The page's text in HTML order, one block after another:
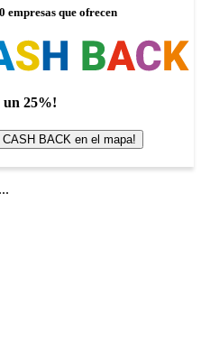
empresas que ofrecen
un 25%!
CASH BACK en el mapa!